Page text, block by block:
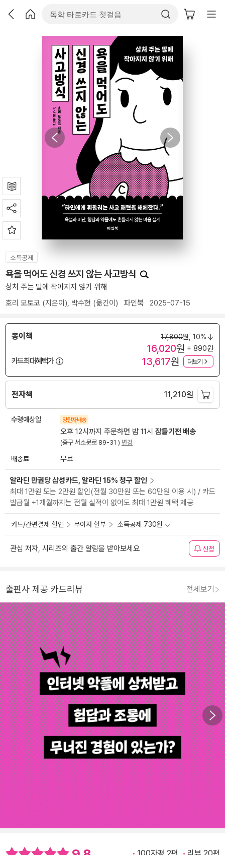
소득공제
욕을 먹어도 신경 쓰지 않는 사고방식
상처 주는 말에 작아지지 않기 위해
호리 모토코 (지은이), 박수현 (옮긴이) 파인북 2025-07-15
종이책 17,800원, 10%
16,020원 + 890원
카드최대혜택가
13,617원 더보기
전자책 11,210원
수령예상일 양탄자배송
오후 12시까지 주문하면 밤 11시 잠들기전 배송
(중구 서소문로 89-31 ) 변경
배송료 무료
알라딘 만권당 삼성카드, 알라딘 15% 청구 할인
최대 1만원 또는 2만원 할인(전월 30만원 또는 60만원 이용 시) / 카드
발급월 +1개월까지는 전월 실적이 없어도 최대 1만원 혜택 제공
카드/간편결제 할인 무이자 할부 소득공제 730원
관심 저자, 시리즈의 출간 알림을 받아보세요 신청
출판사 제공 카드리뷰 전체보기